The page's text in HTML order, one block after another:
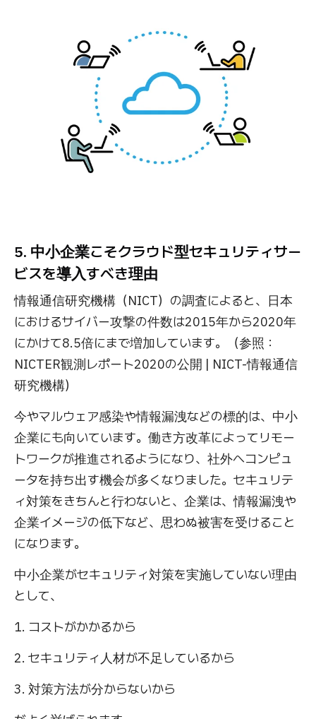
5. 中小企業こそクラウド型セキュリティサー
ビスを導入すべき理由
情報通信研究機構（NICT）の調査によると、日本
におけるサイバー攻撃の件数は2015年から2020年
にかけて8.5倍にまで増加しています。（参照：
NICTER観測レポート2020の公開 | NICT-情報通信
研究機構）
今やマルウェア感染や情報漏洩などの標的は、中小
企業にも向いています。働き方改革によってリモー
トワークが推進されるようになり、社外へコンピュ
ータを持ち出す機会が多くなりました。セキュリテ
ィ対策をきちんと行わないと、企業は、情報漏洩や
企業イメージの低下など、思わぬ被害を受けること
になります。
中小企業がセキュリティ対策を実施していない理由
として、
1. コストがかかるから
2. セキュリティ人材が不足しているから
3. 対策方法が分からないから